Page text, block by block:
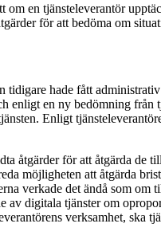
en tjänsteleverantör
för att bedöma om
tidigare hade fått
enligt en ny bedömning
Enligt
åtgärder för att åtgärda
möjligheten att åtgärda
verkade det ändå som
digitala tjänster om
verksamhet,